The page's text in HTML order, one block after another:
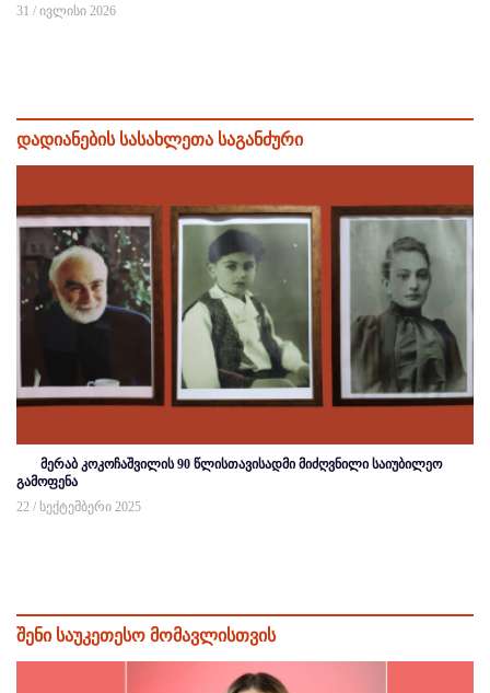
31 / ივლისი 2026
დადიანების სასახლეთა საგანძური
მერაბ კოკოჩაშვილის 90 წლისთავისადმი მიძღვნილი საიუბილეო
გამოფენა
22 / სექტემბერი 2025
შენი საუკეთესო მომავლისთვის